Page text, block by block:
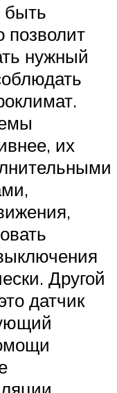
быть
позволит
нужный
их
Другой
датчик